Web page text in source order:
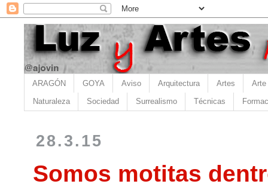
ARAGÓN GOYA Aviso Arquitectura Artes Arte
Naturaleza Sociedad Surrealismo Técnicas
28.3.15
Somos motitas